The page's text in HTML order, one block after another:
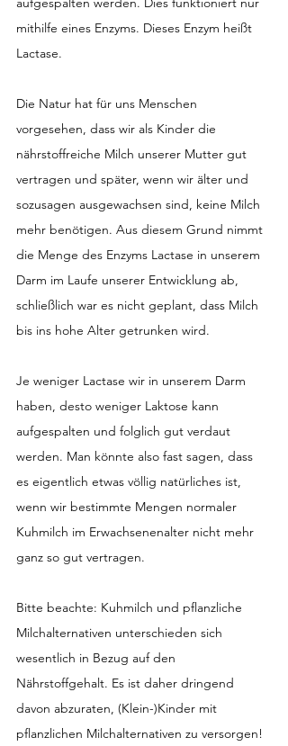
mithilfe eines Enzyms. Dieses Enzym heißt
Lactase.
Die Natur hat für uns Menschen
vorgesehen, dass wir als Kinder die
nährstoffreiche Milch unserer Mutter gut
vertragen und später, wenn wir älter und
sozusagen ausgewachsen sind, keine Milch
mehr benötigen. Aus diesem Grund nimmt
die Menge des Enzyms Lactase in unserem
Darm im Laufe unserer Entwicklung ab,
schließlich war es nicht geplant, dass Milch
bis ins hohe Alter getrunken wird.
Je weniger Lactase wir in unserem Darm
haben, desto weniger Laktose kann
aufgespalten und folglich gut verdaut
werden. Man könnte also fast sagen, dass
es eigentlich etwas völlig natürliches ist,
wenn wir bestimmte Mengen normaler
Kuhmilch im Erwachsenenalter nicht mehr
ganz so gut vertragen.
Bitte beachte: Kuhmilch und pflanzliche
Milchalternativen unterschieden sich
wesentlich in Bezug auf den
Nährstoffgehalt. Es ist daher dringend
davon abzuraten, (Klein-)Kinder mit
pflanzlichen Milchalternativen zu versorgen!